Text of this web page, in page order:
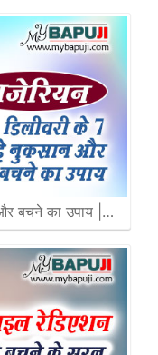
बचने का उपाय |…